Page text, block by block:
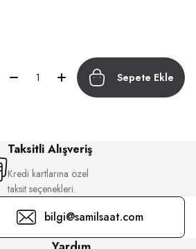
Sepete Ekle
Taksitli Alışveriş
Kredi kartlarına özel
taksit seçenekleri.
bilgi@samilsaat.com